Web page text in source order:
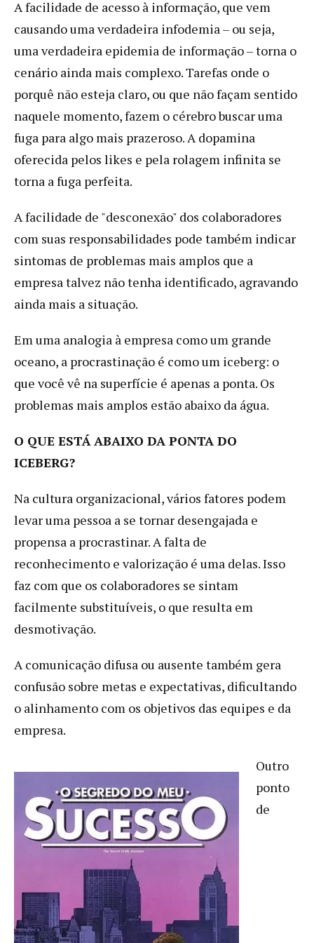
A facilidade de acesso à informação, que vem
causando uma verdadeira infodemia – ou seja,
uma verdadeira epidemia de informação – torna o
cenário ainda mais complexo. Tarefas onde o
porquê não esteja claro, ou que não façam sentido
naquele momento, fazem o cérebro buscar uma
fuga para algo mais prazeroso. A dopamina
oferecida pelos likes e pela rolagem infinita se
torna a fuga perfeita.
A facilidade de "desconexão" dos colaboradores
com suas responsabilidades pode também indicar
sintomas de problemas mais amplos que a
empresa talvez não tenha identificado, agravando
ainda mais a situação.
Em uma analogia à empresa como um grande
oceano, a procrastinação é como um iceberg: o
que você vê na superfície é apenas a ponta. Os
problemas mais amplos estão abaixo da água.
O QUE ESTÁ ABAIXO DA PONTA DO
ICEBERG?
Na cultura organizacional, vários fatores podem
levar uma pessoa a se tornar desengajada e
propensa a procrastinar. A falta de
reconhecimento e valorização é uma delas. Isso
faz com que os colaboradores se sintam
facilmente substituíveis, o que resulta em
desmotivação.
A comunicação difusa ou ausente também gera
confusão sobre metas e expectativas, dificultando
o alinhamento com os objetivos das equipes e da
empresa.
Outro
ponto
de